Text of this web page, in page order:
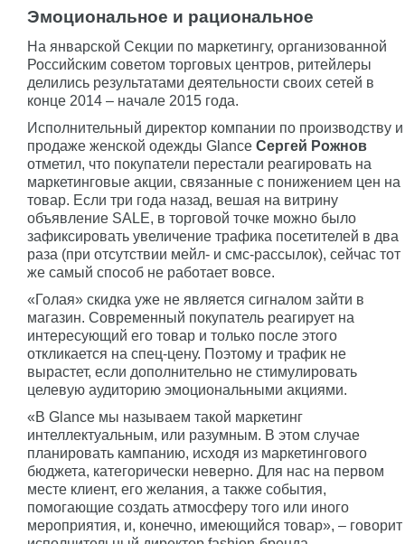
Эмоциональное и рациональное
На январской Секции по маркетингу, организованной
Российским советом торговых центров, ритейлеры
делились результатами деятельности своих сетей в
конце 2014 – начале 2015 года.
Исполнительный директор компании по производству и
продаже женской одежды Glance Сергей Рожнов
отметил, что покупатели перестали реагировать на
маркетинговые акции, связанные с понижением цен на
товар. Если три года назад, вешая на витрину
объявление SALE, в торговой точке можно было
зафиксировать увеличение трафика посетителей в два
раза (при отсутствии мейл- и смс-рассылок), сейчас тот
же самый способ не работает вовсе.
«Голая» скидка уже не является сигналом зайти в
магазин. Современный покупатель реагирует на
интересующий его товар и только после этого
откликается на спец-цену. Поэтому и трафик не
вырастет, если дополнительно не стимулировать
целевую аудиторию эмоциональными акциями.
«В Glance мы называем такой маркетинг
интеллектуальным, или разумным. В этом случае
планировать кампанию, исходя из маркетингового
бюджета, категорически неверно. Для нас на первом
месте клиент, его желания, а также события,
помогающие создать атмосферу того или иного
мероприятия, и, конечно, имеющийся товар», – говорит